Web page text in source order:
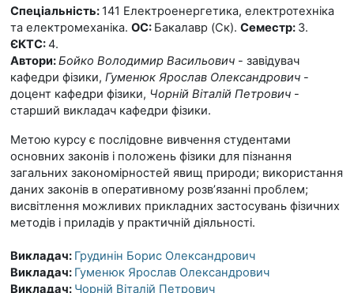
Спеціальність: 141 Електроенергетика, електротехніка
та електромеханіка. ОС: Бакалавр (Ск). Семестр: 3.
ЄКТС:4.
Автори:Бойко Володимир Васильович - завідувач
кафедри фізики, Гуменюк Ярослав Олександрович -
доцент кафедри фізики, Чорній Віталій Петрович -
старший викладач кафедри фізики.
Метою курсу є послідовне вивчення студентами
основних законів і положень фізики для пізнання
загальних закономірностей явищ природи; використання
даних законів в оперативному розв’язанні проблем;
висвітлення можливих прикладних застосувань фізичних
методів і приладів у практичній діяльності.
Викладач: Грудинін Борис Олександрович
Викладач: Гуменюк Ярослав Олександрович
Викладач: Чорній Віталій Петрович